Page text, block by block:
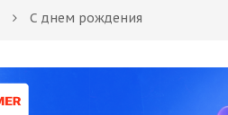
С днем рождения